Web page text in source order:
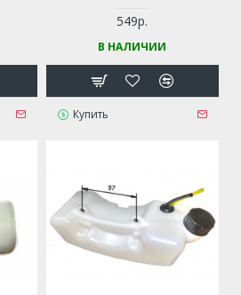
549р.
В НАЛИЧИИ
Купить